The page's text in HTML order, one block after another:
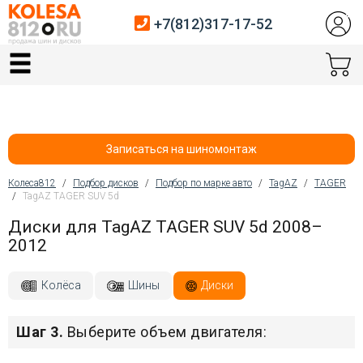
Главная
Автосервис
Услуги шиномонтажа
Хранение шин
+7(812)317-17-52
Записаться на шиномонтаж
Вы здесь
Колеса812 / Подбор дисков / Подбор по марке авто / TagAZ / TAGER
/ TagAZ TAGER SUV 5d
Диски для TagAZ TAGER SUV 5d 2008–
2012
Колёса Шины Диски
Шаг 3. Выберите объем двигателя: